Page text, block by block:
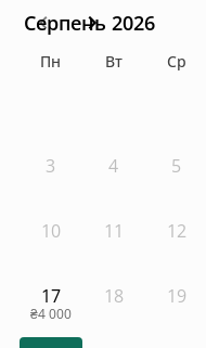
Серпень 2026
Пн Вт Ср
3 4 5
10 11 12
17
₴4 000
18 19